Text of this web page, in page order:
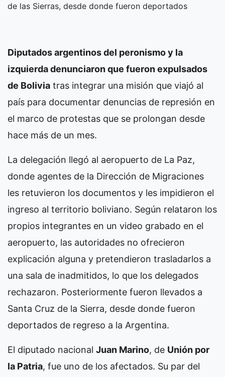
de las Sierras, desde donde fueron deportados
Diputados argentinos del peronismo y la
izquierda denunciaron que fueron expulsados
de Bolivia tras integrar una misión que viajó al
país para documentar denuncias de represión en
el marco de protestas que se prolongan desde
hace más de un mes.
La delegación llegó al aeropuerto de La Paz,
donde agentes de la Dirección de Migraciones
les retuvieron los documentos y les impidieron el
ingreso al territorio boliviano. Según relataron los
propios integrantes en un video grabado en el
aeropuerto, las autoridades no ofrecieron
explicación alguna y pretendieron trasladarlos a
una sala de inadmitidos, lo que los delegados
rechazaron. Posteriormente fueron llevados a
Santa Cruz de la Sierra, desde donde fueron
deportados de regreso a la Argentina.
El diputado nacional Juan Marino, de Unión por
la Patria, fue uno de los afectados. Su par del